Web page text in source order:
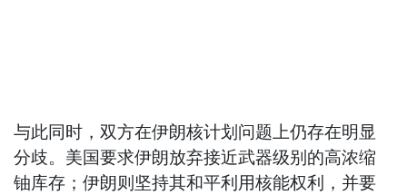
与此同时，双方在伊朗核计划问题上仍存在明显
分歧。美国要求伊朗放弃接近武器级别的高浓缩
铀库存；伊朗则坚持其和平利用核能权利，并要